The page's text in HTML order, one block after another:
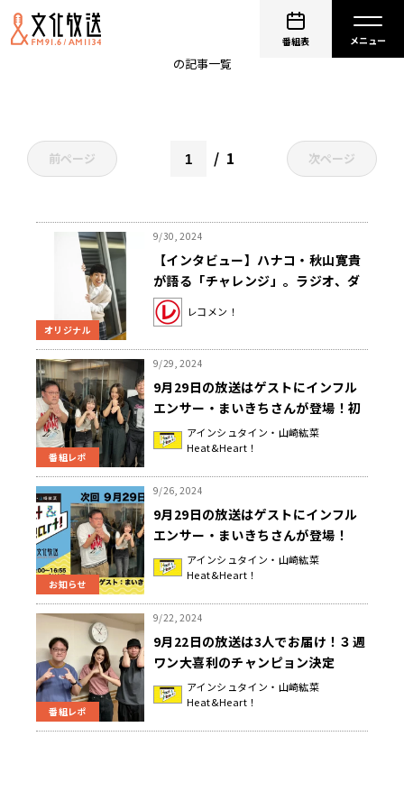
番組表
の記事一覧
前ページ 1 次ページ
オリジナル
9/30, 2024
【インタビュー】ハナコ・秋山寛貴
が語る「チャレンジ」。ラジオ、ダ
ンス、アクション、“コントの原
点”の隣でリアクション…挑戦の先に
レコメン！
番組レポ
9/29, 2024
9月29日の放送はゲストにインフル
エンサー・まいきちさんが登場！初
めての話は初恋のエピソード♪『ア
インシュタイン・山崎紘菜
アインシュタイン・山崎紘菜
Heat&Heart！
お知らせ
9/26, 2024
9月29日の放送はゲストにインフル
エンサー・まいきちさんが登場！
『アインシュタイン・山崎紘菜
Heat&Heart!』
アインシュタイン・山崎紘菜
Heat&Heart！
番組レポ
9/22, 2024
9月22日の放送は3人でお届け！３週
ワン大喜利のチャンピョン決定
♪『アインシュタイン・山崎紘菜
Heat&Heart!』
アインシュタイン・山崎紘菜
Heat&Heart！